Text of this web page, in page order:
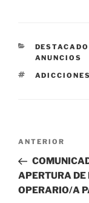
DESTACADO
ANUNCIOS
ETIQUETAS
ADICCIONES
Navegación
entradas
Entrada
anterior:
ANTERIOR
APERTURA DE
OPERARIO/A